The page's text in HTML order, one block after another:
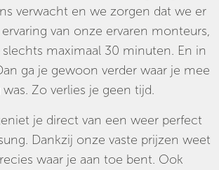
verwacht en we zorgen dat we er
van onze ervaren monteurs,
maximaal 30 minuten. En in
ga je gewoon verder waar je mee
was. Zo verlies je geen tijd.
je direct van een weer perfect
Dankzij onze vaste prijzen weet
waar je aan toe bent. Ook